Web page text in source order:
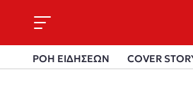
ΡΟΗ ΕΙΔΗΣΕΩΝ COVER